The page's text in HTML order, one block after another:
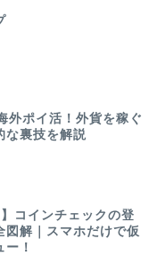
外ポイ活！外貨を稼ぐ
な裏技を解説
】コインチェックの登
図解｜スマホだけで仮
！